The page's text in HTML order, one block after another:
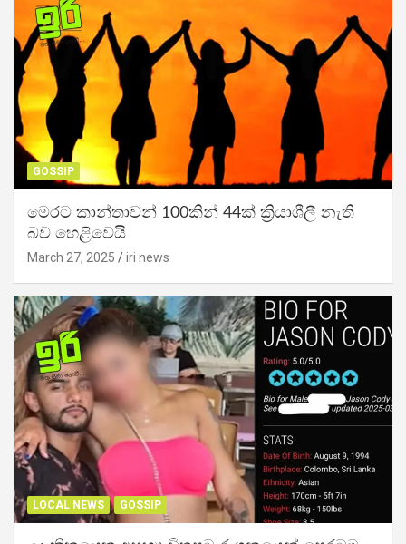
GOSSIP
මෙරට කාන්තාවන් 100කින් 44ක් ක්‍රියාශීලී නැති
බව හෙළිවෙයි
March 27, 2025 iri news
LOCAL NEWS GOSSIP